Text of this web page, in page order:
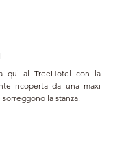
qui al TreeHotel con la
ricoperta da una maxi
la stanza.